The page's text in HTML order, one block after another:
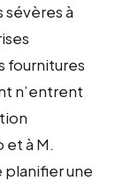
à
fournitures
n’entrent
à M.
planifier une